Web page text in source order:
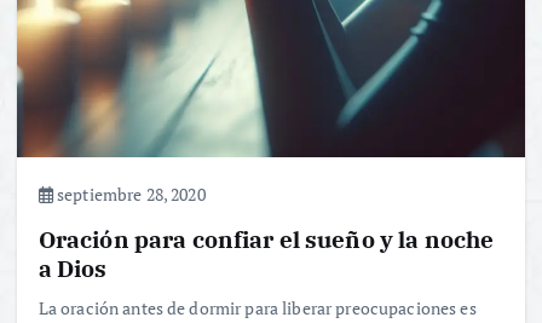
septiembre 28, 2020
Oración para confiar el sueño y la noche
a Dios
La oración antes de dormir para liberar preocupaciones es